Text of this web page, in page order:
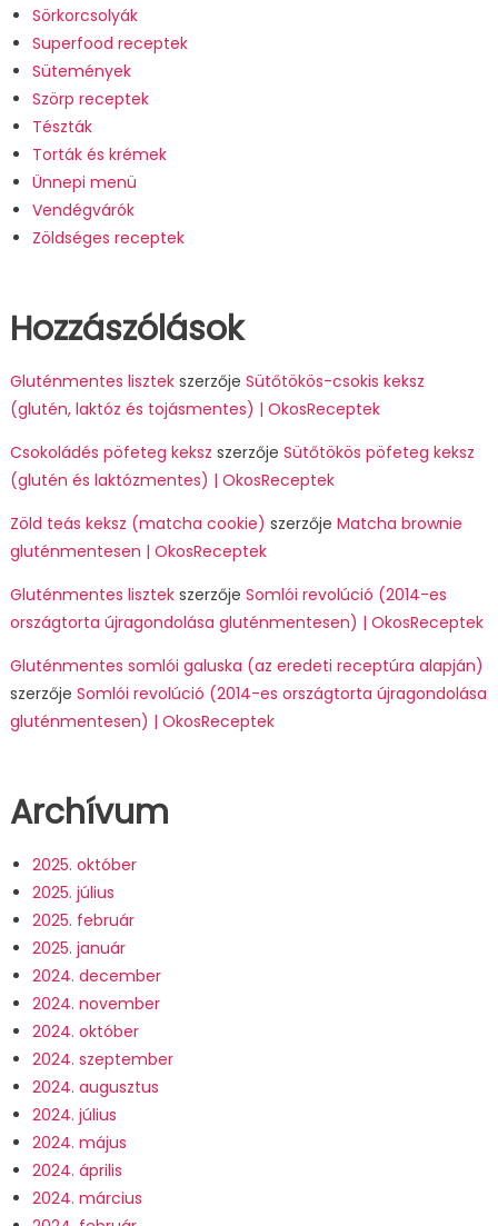
Sörkorcsolyák
Superfood receptek
Sütemények
Szörp receptek
Tészták
Torták és krémek
Ünnepi menü
Vendégvárók
Zöldséges receptek
Hozzászólások
Gluténmentes lisztekszerzője Sütőtökös-csokis keksz
(glutén, laktóz és tojásmentes) | OkosReceptek
Csokoládés pöfeteg keksz szerzője Sütőtökös pöfeteg keksz
(glutén és laktózmentes) | OkosReceptek
Zöld teás keksz (matcha cookie) szerzője Matcha brownie
gluténmentesen | OkosReceptek
Gluténmentes lisztekszerzője Somlói revolúció (2014-es
országtorta újragondolása gluténmentesen) | OkosReceptek
Gluténmentes somlói galuska (az eredeti receptúra alapján)
szerzője Somlói revolúció (2014-es országtorta újragondolása
gluténmentesen) | OkosReceptek
Archívum
2025. október
2025. július
2025. február
2025. január
2024. december
2024. november
2024. október
2024. szeptember
2024. augusztus
2024. július
2024. május
2024. április
2024. március